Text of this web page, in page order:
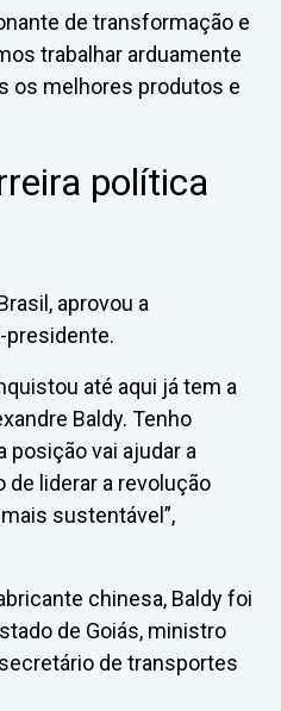
de transformação e
trabalhar arduamente
os melhores produtos e
política
aprovou a
presidente.
até aqui já tem a
Baldy. Tenho
posição vai ajudar a
liderar a revolução
sustentável”,
chinesa, Baldy foi
de Goiás, ministro
de transportes